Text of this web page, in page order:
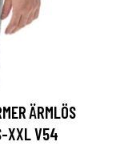
ÄRMLÖS
XXL V54